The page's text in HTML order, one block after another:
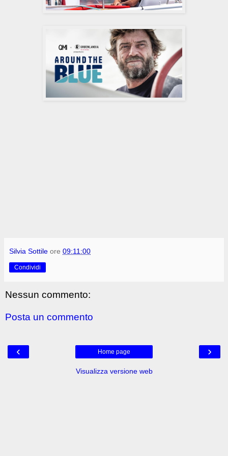
Silvia Sottile ore 09:11:00
Condividi
Nessun commento:
Posta un commento
‹ ›
Home page
Visualizza versione web